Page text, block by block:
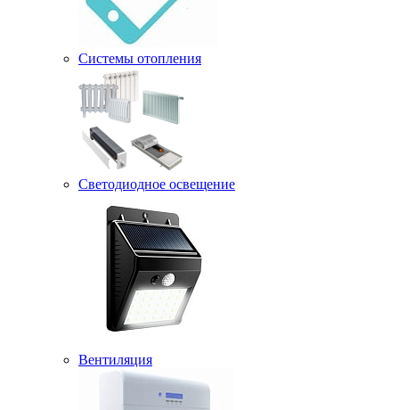
Системы отопления
Светодиодное освещение
Вентиляция